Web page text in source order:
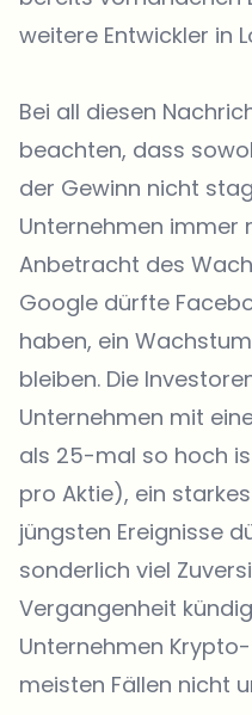
weitere Entwickler in
Bei all diesen
beachten, dass
der Gewinn nicht
Unternehmen immer
Anbetracht des
Google dürfte
haben, ein
bleiben. Die
Unternehmen mit
als 25-mal so hoch
pro Aktie), ein
jüngsten Ereignisse
sonderlich viel
Vergangenheit
Unternehmen
meisten Fällen nicht